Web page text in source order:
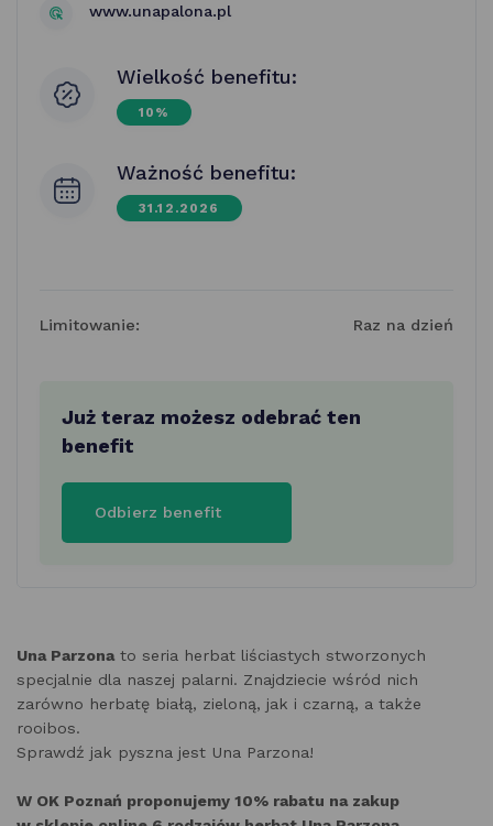
www.unapalona.pl
Wielkość benefitu:
10%
Ważność benefitu:
31.12.2026
Limitowanie: Raz na dzień
Już teraz możesz odebrać ten
benefit
Odbierz benefit
Una Parzona to seria herbat liściastych stworzonych
specjalnie dla naszej palarni. Znajdziecie wśród nich
zarówno herbatę białą, zieloną, jak i czarną, a także
rooibos.
Sprawdź jak pyszna jest Una Parzona!
W OK Poznań proponujemy 10% rabatu na zakup